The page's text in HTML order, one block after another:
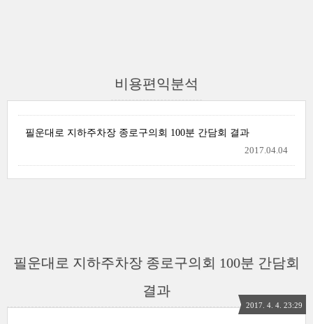
비용편익분석
필운대로 지하주차장 종로구의회 100분 간담회 결과
2017.04.04
필운대로 지하주차장 종로구의회 100분 간담회
결과
2017. 4. 4. 23:29